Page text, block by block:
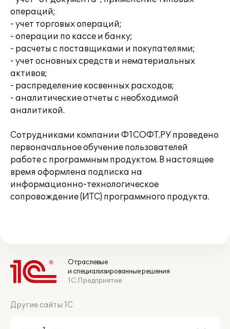
операций;
- учет торговых операций;
- операции по кассе и банку;
- расчеты с поставщиками и покупателями;
- учет основных средств и нематериальных
активов;
- распределение косвенных расходов;
- аналитические отчеты с необходимой
аналитикой.
Сотрудниками компании Ф1СОФТ.РУ проведено
первоначальное обучение пользователей
работе с программным продуктом. В настоящее
время оформлена подписка на
информационно-технологическое
сопровождение (ИТС) программного продукта.
Отраслевые
и специализированные решения
1С:Предприятие
Другие сайты 1С